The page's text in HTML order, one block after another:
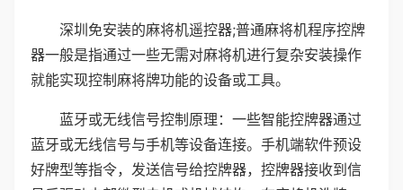
深圳免安装的麻将机遥控器;普通麻将机程序控牌
器一般是指通过一些无需对麻将机进行复杂安装操作
就能实现控制麻将牌功能的设备或工具。
蓝牙或无线信号控制原理：一些智能控牌器通过
蓝牙或无线信号与手机等设备连接。手机端软件预设
好牌型等指令，发送信号给控牌器，控牌器接收到信